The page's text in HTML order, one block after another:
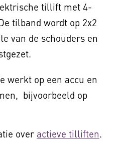
tillift met 4-
tilband wordt op 2x2
van de schouders en
werkt op een accu en
bijvoorbeeld op
over actieve tilliften.